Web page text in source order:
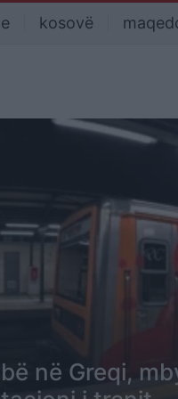
kosovë
në Greqi,